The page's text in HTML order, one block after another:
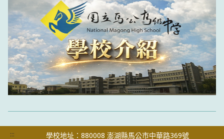
::: 學校地址：880008 澎湖縣馬公市中華路369號